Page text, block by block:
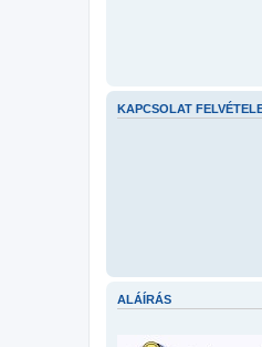
KAPCSOLAT
ALÁÍRÁS